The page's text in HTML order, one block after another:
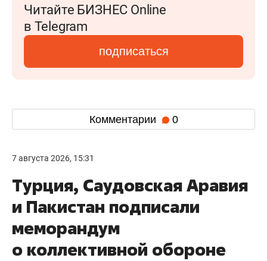
Читайте БИЗНЕС Online
в Telegram
подписаться
Комментарии 0
7 августа 2026, 15:31
Турция, Саудовская Аравия
и Пакистан подписали
меморандум
о коллективной обороне